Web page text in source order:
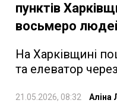
пунктів
восьмеро
На Харківщині
та елеватор
21.05.2026, 08:32 Аліна